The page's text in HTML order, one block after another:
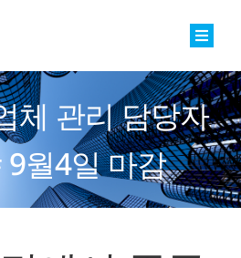
Toggle
밀기계부품
베어링
팩토리 Basic
체 관리 담당자
월4일 마감